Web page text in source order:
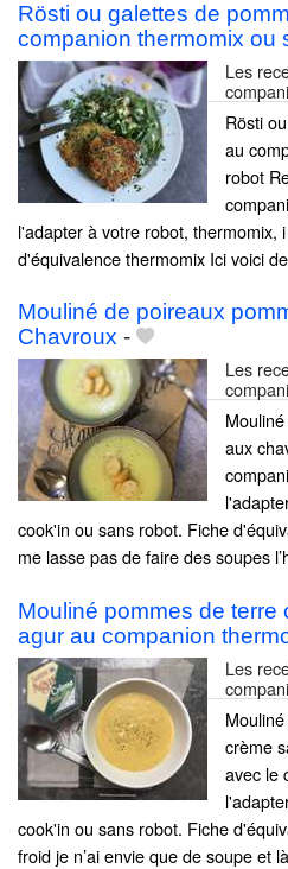
Rösti ou galettes de
companion thermomix ou
Les
Rösti
au
robot
l'adapter à votre robot, thermomix,
d'équivalence thermomix Ici voici
Mouliné de poireaux
Chavroux -
Les
aux
cook'in ou sans robot. Fiche
me lasse pas de faire des soupes
Mouliné pommes de terre
agur au companion
Les
crème
avec le
cook'in ou sans robot. Fiche
froid je n’ai envie que de soupe et